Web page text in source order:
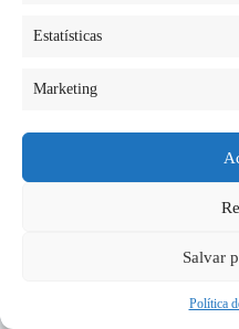
Estatísticas
Marketing
Salvar
Política
O suco de desintoxicação
famosos atualmente por
secar a barriga, o que faz do
Copyright © 2026 - todos os